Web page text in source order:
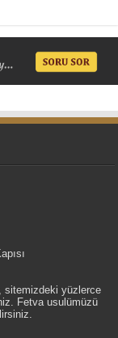
sitemizdeki yüzlerce
Fetva usulümüzü